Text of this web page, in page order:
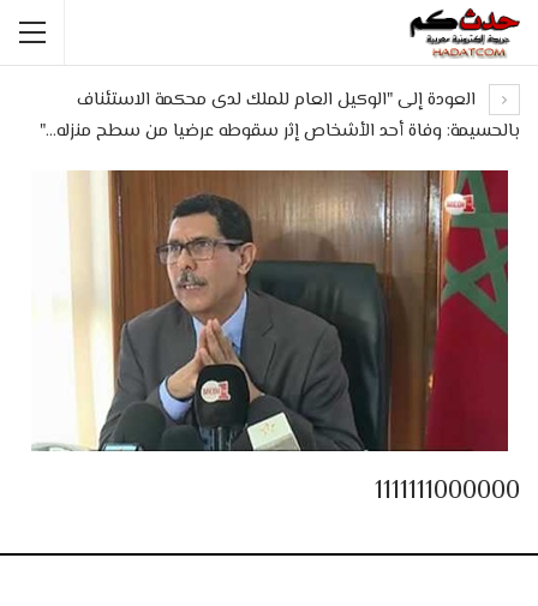
العودة إلى "الوكيل العام للملك لدى محكمة الاستئناف
بالحسيمة: وفاة أحد الأشخاص إثر سقوطه عرضيا من سطح منزله…"
1111111000000